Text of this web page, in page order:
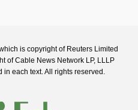
is copyright of Reuters Limited
of Cable News Network LP, LLLP
each text. All rights reserved.